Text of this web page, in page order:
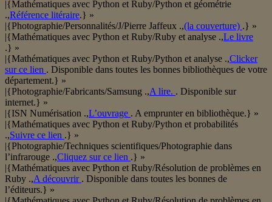
|{Mathématiques avec Python et Ruby/Python et géométrie
.,Référence litéraire.} »
|{Photographie/Personnalités/J/Pierre Jaffeux .,(la couverture) .} »
|{Mathématiques avec Python et Ruby/Ruby et analyse .,Le livre
.} »
|{Mathématiques avec Python et Ruby/Python et analyse .,Clicker
sur ce lien . Disponible dans toutes les bonnes bibliothèques de votre
département.} »
|{Photographie/Fabricants/Samsung .,A lire. . Disponible sur
internet.} »
|{ISN Numérisation .,L’ouvrage . A emprunter en bibliothèque.} »
|{Mathématiques avec Python et Ruby/Python et probabilités
.,Suivre ce lien .} »
|{Photographie/Techniques scientifiques/Photographie dans
l’infrarouge .,Cliquez sur ce lien .} »
|{Mathématiques avec Python et Ruby/Résolution de problèmes en
Ruby .,A découvrir . Disponible dans toutes les bonnes de
l’éditeurs.} »